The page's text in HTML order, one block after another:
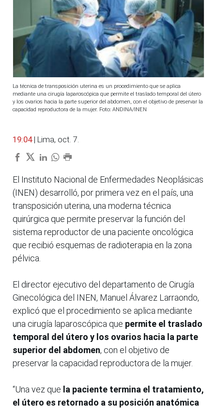
La técnica de transposición uterina es un procedimiento que se aplica
mediante una cirugía laparoscópica que permite el traslado temporal del útero
y los ovarios hacia la parte superior del abdomen, con el objetivo de preservar la
capacidad reproductora de la mujer. Foto: ANDINA/INEN
19:04 | Lima, oct. 7.
El Instituto Nacional de Enfermedades Neoplásicas
(INEN) desarrolló, por primera vez en el país, una
transposición uterina, una moderna técnica
quirúrgica que permite preservar la función del
sistema reproductor de una paciente oncológica
que recibió esquemas de radioterapia en la zona
pélvica.
El director ejecutivo del departamento de Cirugía
Ginecológica del INEN, Manuel Álvarez Larraondo,
explicó que el procedimiento se aplica mediante
una cirugía laparoscópica que permite el traslado
temporal del útero y los ovarios hacia la parte
superior del abdomen, con el objetivo de
preservar la capacidad reproductora de la mujer.
“Una vez que la paciente termina el tratamiento,
el útero es retornado a su posición anatómica